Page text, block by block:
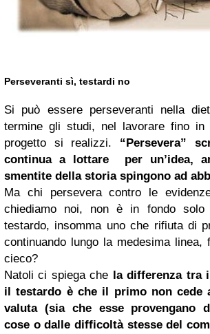
Perseveranti sì, testardi no
Si può essere perseveranti nella
termine gli studi, nel lavorare fino in
progetto si realizzi. “Persevera”
continua a lottare per un’idea,
smentite della storia spingono ad
Ma chi persevera contro le
chiediamo noi, non è in fondo
testardo, insomma uno che rifiuta di
continuando lungo la medesima
cieco?
Natoli ci spiega che
la differenzatra il
il testardo è che il primo non cede
valuta (sia che esse provengano
cose o dalle difficoltà stesse del